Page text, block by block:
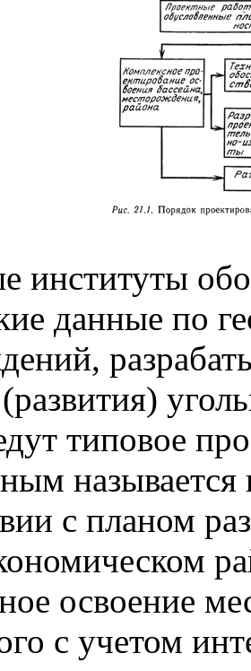
институты
данные по
типовое
называется
с планом
освоение
с учетом